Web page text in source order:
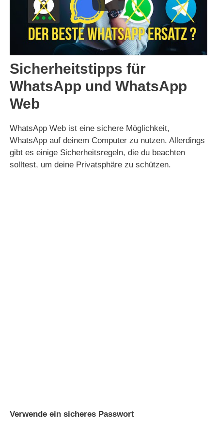
Sicherheitstipps für
WhatsApp und WhatsApp
Web
WhatsApp Web ist eine sichere Möglichkeit,
WhatsApp auf deinem Computer zu nutzen. Allerdings
gibt es einige Sicherheitsregeln, die du beachten
solltest, um deine Privatsphäre zu schützen.
Verwende ein sicheres Passwort